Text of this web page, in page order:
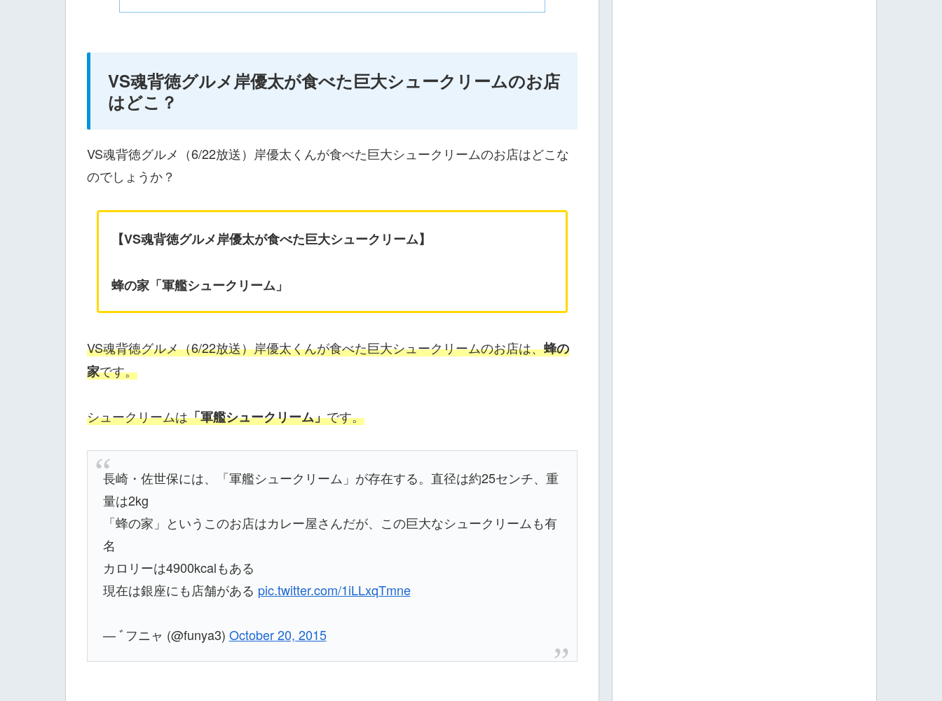
VS魂背徳グルメ岸優太が食べた巨大シュークリームのお店
はどこ？
VS魂背徳グルメ（6/22放送）岸優太くんが食べた巨大シュークリームのお店はどこな
のでしょうか？
【VS魂背徳グルメ岸優太が食べた巨大シュークリーム】
蜂の家「軍艦シュークリーム」
VS魂背徳グルメ（6/22放送）岸優太くんが食べた巨大シュークリームのお店は、蜂の
家です。
シュークリームは「軍艦シュークリーム」です。
長崎・佐世保には、「軍艦シュークリーム」が存在する。直径は約25センチ、重
量は2kg
「蜂の家」というこのお店はカレー屋さんだが、この巨大なシュークリームも有
名
カロリーは4900kcalもある
現在は銀座にも店舗がある pic.twitter.com/1iLLxqTmne
— ﾞフニャ (@funya3) October 20, 2015